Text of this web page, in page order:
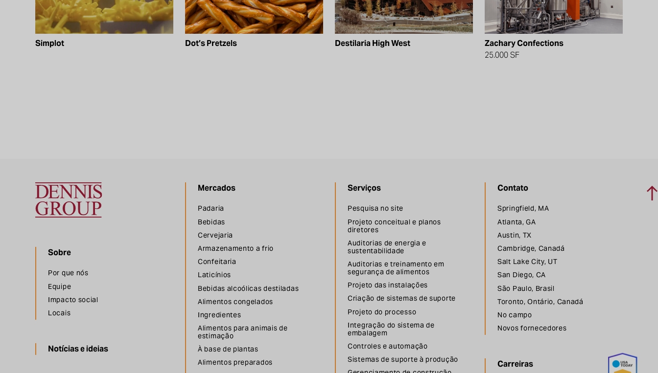
Simplot Dot’s Pretzels Destilaria High West
Zachary Confections
25.000 SF
Grupo Dennis
Sobre
Por que nós
Equipe
Impacto social
Locais
Notícias e ideias
Mercados
Padaria
Bebidas
Cervejaria
Armazenamento a frio
Confeitaria
Laticínios
Bebidas alcoólicas destiladas
Alimentos congelados
Ingredientes
Alimentos para animais de
estimação
À base de plantas
Alimentos preparados
Serviços
Pesquisa no site
Projeto conceitual e planos
diretores
Auditorias de energia e
sustentabilidade
Auditorias e treinamento em
segurança de alimentos
Projeto das instalações
Criação de sistemas de suporte
Projeto do processo
Integração do sistema de
embalagem
Controles e automação
Sistemas de suporte à produção
Contato
Springfield, MA
Atlanta, GA
Austin, TX
Cambridge, Canadá
Salt Lake City, UT
San Diego, CA
São Paulo, Brasil
Toronto, Ontário, Canadá
No campo
Novos fornecedores
Carreiras